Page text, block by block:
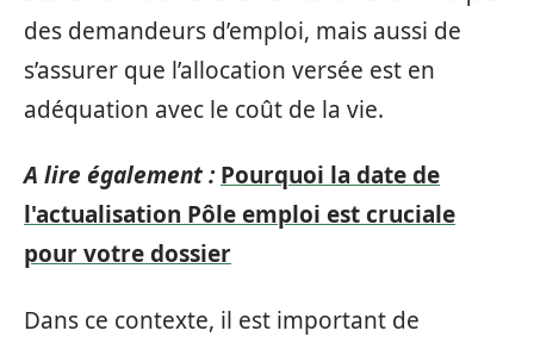
des demandeurs d’emploi, mais aussi de
s’assurer que l’allocation versée est en
adéquation avec le coût de la vie.
A lire également : Pourquoi la date de
l'actualisation Pôle emploi est cruciale
pour votre dossier
Dans ce contexte, il est important de